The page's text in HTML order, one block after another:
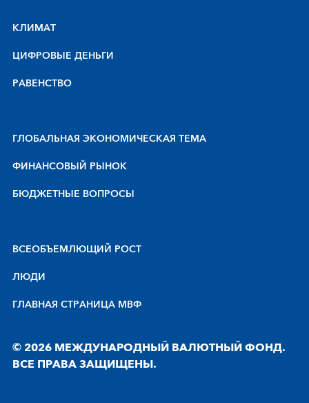
КЛИМАТ
ЦИФРОВЫЕ ДЕНЬГИ
РАВЕНСТВО
ГЛОБАЛЬНАЯ ЭКОНОМИЧЕСКАЯ ТЕМА
ФИНАНСОВЫЙ РЫНОК
БЮДЖЕТНЫЕ ВОПРОСЫ
BCEOБЪEMЛЮЩИЙ POCT
ЛЮДИ
ГЛАВНАЯ СТРАНИЦА МВФ
© 2026 МЕЖДУНАРОДНЫЙ ВАЛЮТНЫЙ ФОНД.
ВСЕ ПРАВА ЗАЩИЩЕНЫ.